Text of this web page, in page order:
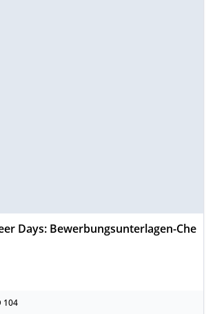
Days: Bewerbungsunterlagen-Che
104